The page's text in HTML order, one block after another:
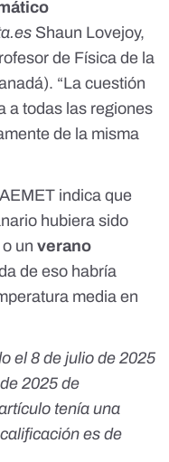
Shaun Lovejoy,
de Física de la
“La cuestión
a todas las regiones
de la misma
indica que
hubiera sido
o un verano
de eso habría
media en
el 8 de julio de 2025
2025de
tenía una
es de